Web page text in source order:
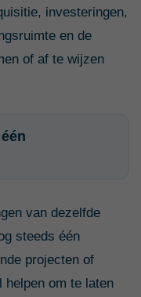
investeringen,
en de
of af te wijzen
van dezelfde
steeds één
projecten of
helpen om te laten